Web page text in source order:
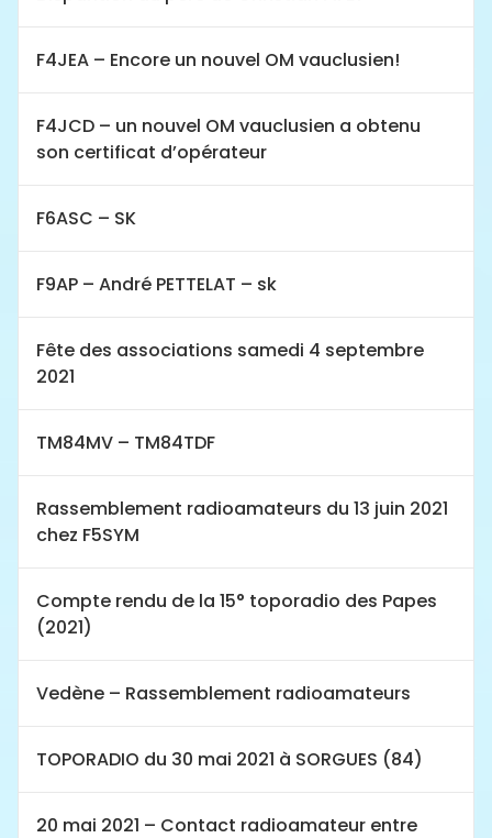
F4JEA – Encore un nouvel OM vauclusien!
F4JCD – un nouvel OM vauclusien a obtenu
son certificat d’opérateur
F6ASC – SK
F9AP – André PETTELAT – sk
Fête des associations samedi 4 septembre
2021
TM84MV – TM84TDF
Rassemblement radioamateurs du 13 juin 2021
chez F5SYM
Compte rendu de la 15° toporadio des Papes
(2021)
Vedène – Rassemblement radioamateurs
TOPORADIO du 30 mai 2021 à SORGUES (84)
20 mai 2021 – Contact radioamateur entre